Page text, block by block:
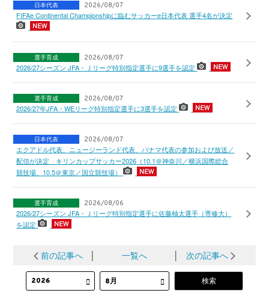
日本代表 2026/08/07
FIFAe Continental Championshipに臨むサッカーe日本代表 選手4名が決定
選手育成 2026/08/07
2026/27シーズン JFA・Ｊリーグ特別指定選手に9選手を認定
選手育成 2026/08/07
2026/27年JFA・WEリーグ特別指定選手に3選手を認定
日本代表 2026/08/07
エクアドル代表、ニュージーランド代表、パナマ代表の参加および放送／
配信が決定 キリンカップサッカー2026（10.1＠神奈川／横浜国際総合
競技場、10.5＠東京／国立競技場）
選手育成 2026/08/06
2026/27シーズン JFA・Ｊリーグ特別指定選手に佐藤柚太選手（専修大）
を認定
前の記事へ 一覧へ 次の記事へ